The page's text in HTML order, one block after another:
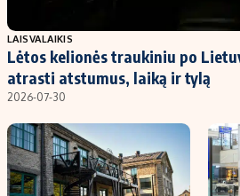
Populiarios temos
Investavimas
Akcijų rinka
Saulės elektrinės
Kriptovaliutos
Infliacija
LAISVALAIKIS
Lėtos kelionės traukiniu po
atrasti atstumus, laiką ir tylą
2026-07-30